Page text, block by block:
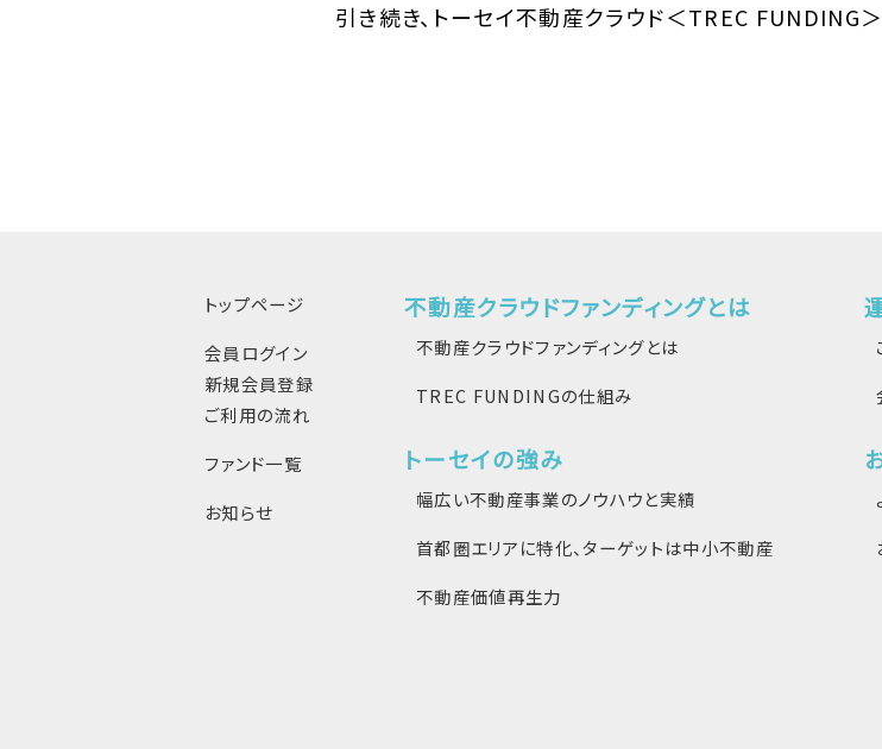
引き続き、トーセイ不動産クラウド＜TREC FUNDING＞
トップページ
会員ログイン
新規会員登録
ご利用の流れ
ファンド一覧
お知らせ
不動産クラウドファンディングとは
不動産クラウドファンディングとは
TREC FUNDINGの仕組み
トーセイの強み
幅広い不動産事業のノウハウと実績
首都圏エリアに特化、ターゲットは中小不動産
不動産価値再生力